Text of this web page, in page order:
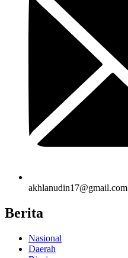
akhlanudin17@gmail.com
Berita
Nasional
Daerah